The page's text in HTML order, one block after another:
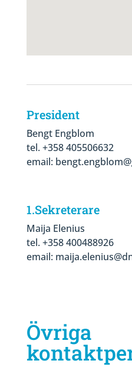
President
Bengt Engblom
tel. +358 405506632
email:
1.Sekreterare
Maija Elenius
tel. +358 400488926
email:
Övriga